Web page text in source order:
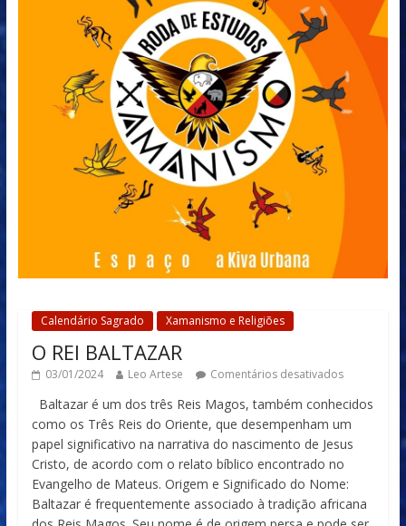
Calendário Sagrado Xamanismo e Religiões
O REI BALTAZAR
03/01/2024 Leo Artese Comentários desativados
Baltazar é um dos três Reis Magos, também conhecidos
como os Três Reis do Oriente, que desempenham um
papel significativo na narrativa do nascimento de Jesus
Cristo, de acordo com o relato bíblico encontrado no
Evangelho de Mateus. Origem e Significado do Nome:
Baltazar é frequentemente associado à tradição africana